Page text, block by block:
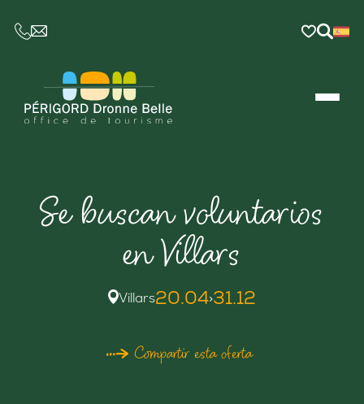
CE LIEN OUVRIRA VOTRE LOGICIEL DE
Se buscan voluntarios
en Villars
Villars20.04>31.12
Compartir esta oferta